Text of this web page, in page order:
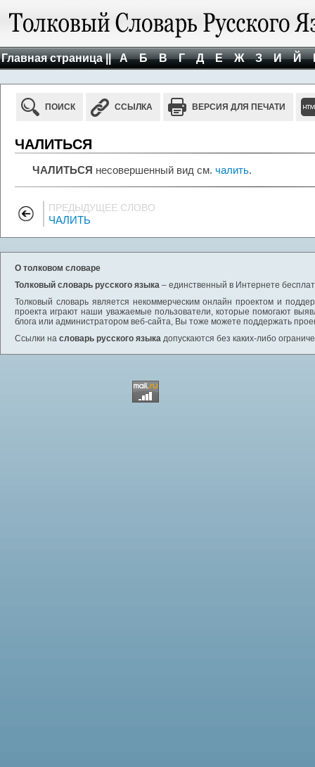
Главная страница || А Б В Г Д Е Ж З И Й
ПОИСК ССЫЛКА ВЕРСИЯ ДЛЯ ПЕЧАТИ
ЧАЛИТЬСЯ
ЧАЛИТЬСЯ несовершенный вид см. чалить.
ПРЕДЫДУЩЕЕ СЛОВО
ЧАЛИТЬ
О толковом словаре
Толковый словарь русского языка – единственный в Интернете
Толковый словарь является некоммерческим онлайн проектом и
проекта играют наши уважаемые пользователи, которые помогают
блога или администратором веб-сайта, Вы тоже можете поддержать
Ссылки на словарь русского языка допускаются без каких-либо